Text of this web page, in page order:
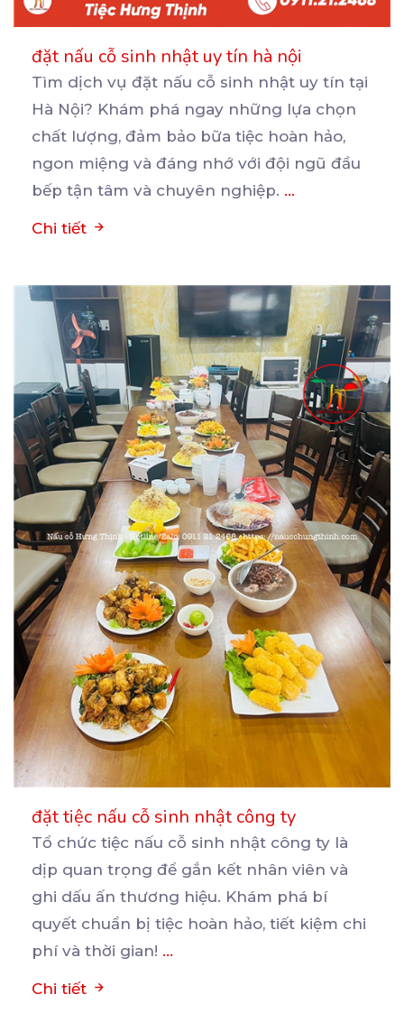
đặt nấu cỗ sinh nhật uy tín hà nội
Tìm dịch vụ đặt nấu cỗ sinh nhật uy tín tại
Hà Nội? Khám phá ngay những lựa chọn
chất lượng, đảm bảo bữa tiệc hoàn hảo,
ngon miệng và đáng nhớ với đội ngũ đầu
bếp tận tâm và chuyên nghiệp. ...
Chi tiết
đặt tiệc nấu cỗ sinh nhật công ty
Tổ chức tiệc nấu cỗ sinh nhật công ty là
dịp quan trọng để gắn kết nhân viên và
ghi dấu ấn thương hiệu. Khám phá bí
quyết chuẩn bị tiệc hoàn hảo, tiết kiệm chi
phí và thời gian! ...
Chi tiết